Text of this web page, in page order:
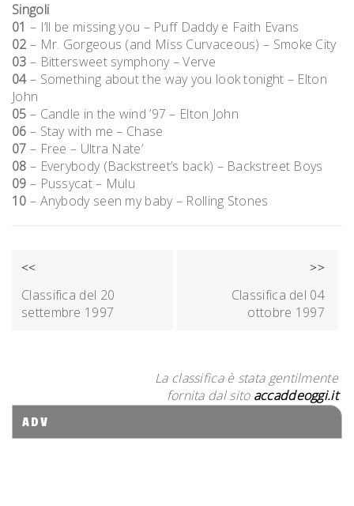
Singoli
01 – I’ll be missing you – Puff Daddy e Faith Evans
02 – Mr. Gorgeous (and Miss Curvaceous) – Smoke City
03 – Bittersweet symphony – Verve
04– Something about the way you look tonight – Elton
John
05 – Candle in the wind ’97 – Elton John
06 – Stay with me – Chase
07 – Free – Ultra Nate’
08 – Everybody (Backstreet’s back) – Backstreet Boys
09 – Pussycat – Mulu
10 – Anybody seen my baby – Rolling Stones
NAVIGAZIONE
ARTICOLI
<<
Classifica del 20
settembre 1997
>>
Classifica del 04
ottobre 1997
La classifica è stata gentilmente
fornita dal sito accaddeoggi.it
ADV